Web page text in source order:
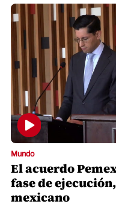
Mundo
El acuerdo
fase de
mexicano